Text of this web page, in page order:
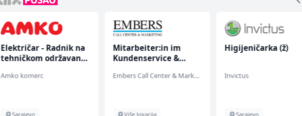
Električar - Radnik na
tehničkom održavanju
Amko komerc
Sarajevo
Mitarbeiter:in im
Kundenservice &
Embers Call Center & Marketing
Više lokacija
Higijeničarka (ž)
Invictus
Sarajevo